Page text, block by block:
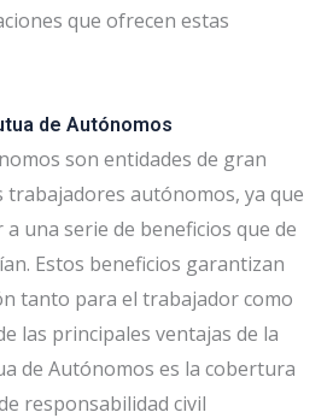
que ofrecen estas
de Autónomos
son entidades de gran
autónomos, ya que
una serie de beneficios que de
Estos beneficios garantizan
tanto para el trabajador como
las principales ventajas de la
de Autónomos es la cobertura
responsabilidad civil